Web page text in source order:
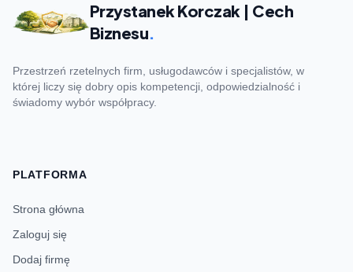
Przystanek Korczak | Cech
Biznesu.
Przestrzeń rzetelnych firm, usługodawców i specjalistów, w
której liczy się dobry opis kompetencji, odpowiedzialność i
świadomy wybór współpracy.
PLATFORMA
Strona główna
Zaloguj się
Dodaj firmę